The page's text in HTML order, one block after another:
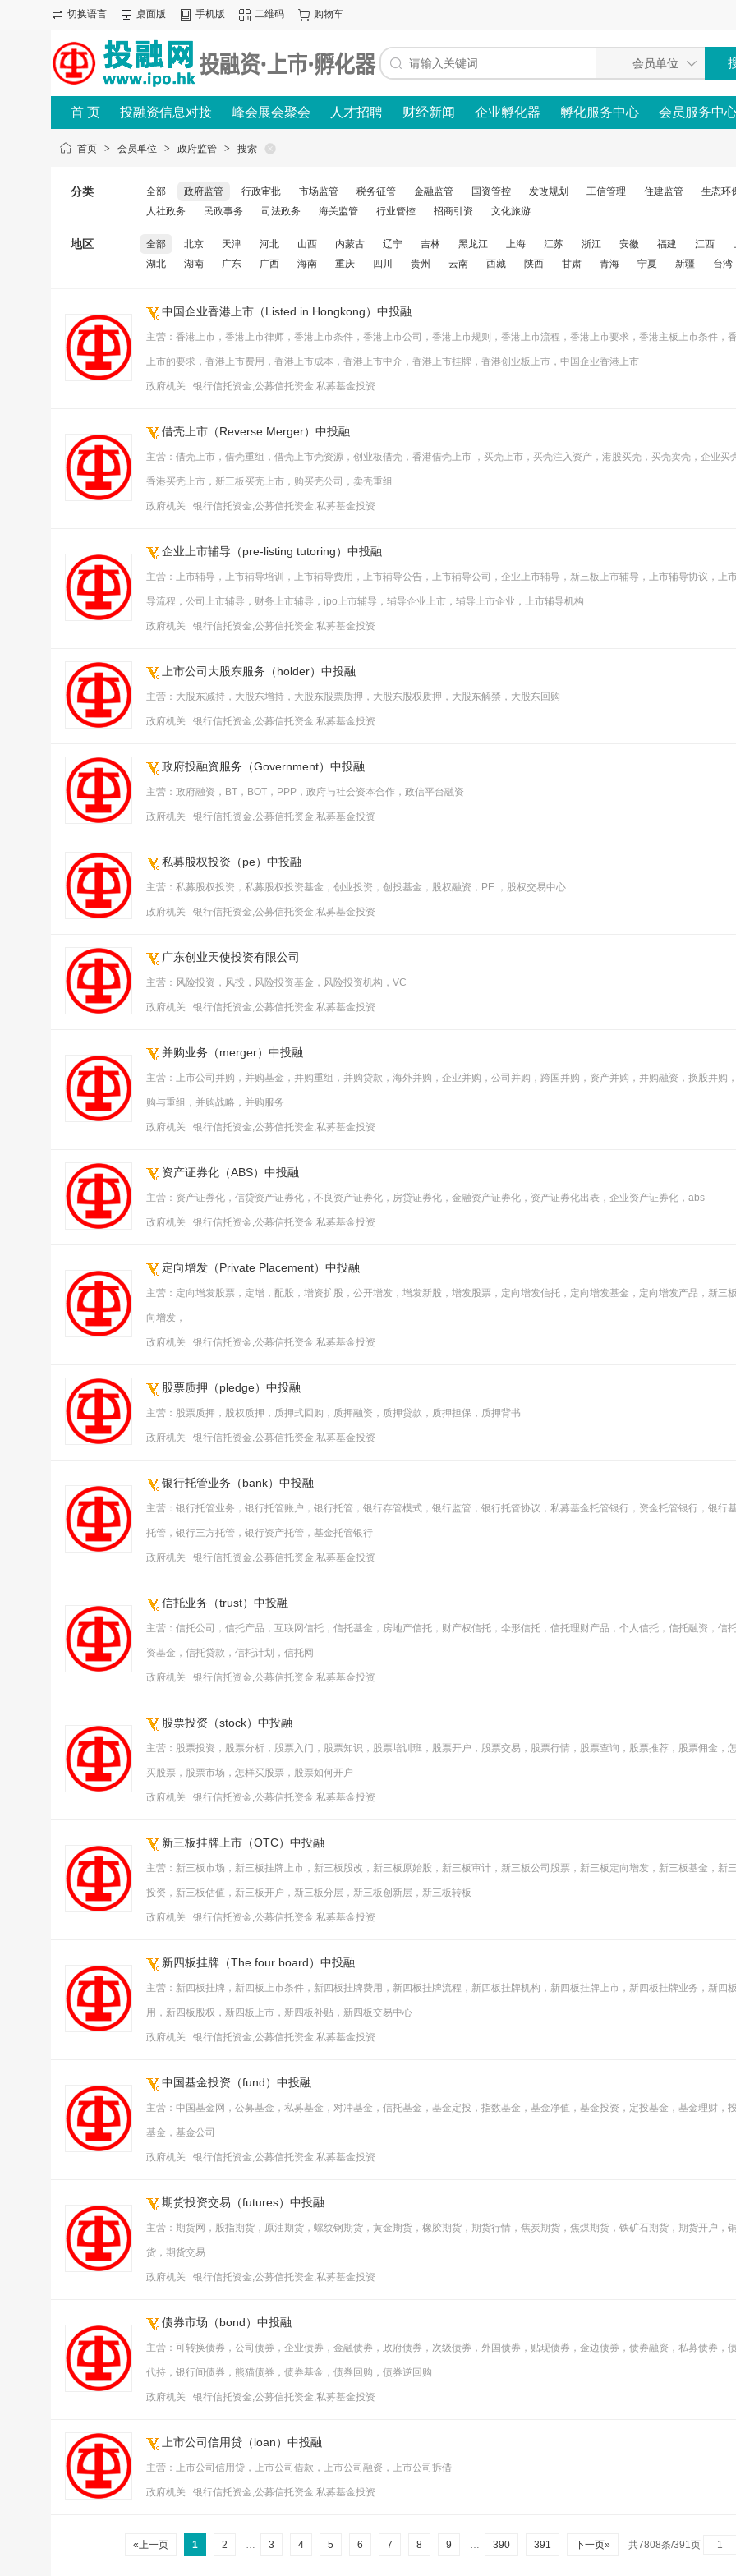
切换语言 桌面版 手机版 二维码 购物车
首 页 投融资信息对接 峰会展会聚会 人才招聘 财经新闻 企业孵化器 孵化服务中心 会员服务中
首页 > 会员单位 > 政府监管 > 搜索
分类 全部 政府监管 行政审批 市场监管 税务征管 金融监管 国资管控 发改规划 工信管理 住建监管
生态环
人社政务
民政事务 司法政务 海关监管 行业管控 招商引资 文化旅游
地区 全部 北京 天津 河北 山西 内蒙古 辽宁 吉林 黑龙江 上海 江苏 浙江 安徽 福建 江西
湖北
湖南 广东 广西 海南 重庆 四川 贵州 云南 西藏 陕西 甘肃 青海 宁夏 新疆 台湾
中国企业香港上市（Listed in Hongkong）中投融
主营：香港上市，香港上市律师，香港上市条件，香港上市公司，香港上市规则，香港上市流程，香港上市要求，香港主板上市条件，
上市的要求，香港上市费用，香港上市成本，香港上市中介，香港上市挂牌，香港创业板上市，中国企业香港上市
政府机关 银行信托资金,公募信托资金,私募基金投资
借壳上市（Reverse Merger）中投融
主营：借壳上市，借壳重组，借壳上市壳资源，创业板借壳，香港借壳上市 ，买壳上市，买壳注入资产，港股买壳，买壳卖壳，企业买
香港买壳上市，新三板买壳上市，购买壳公司，卖壳重组
政府机关 银行信托资金,公募信托资金,私募基金投资
企业上市辅导（pre-listing tutoring）中投融
主营：上市辅导，上市辅导培训，上市辅导费用，上市辅导公告，上市辅导公司，企业上市辅导，新三板上市辅导，上市辅导协议，上
导流程，公司上市辅导，财务上市辅导，ipo上市辅导，辅导企业上市，辅导上市企业，上市辅导机构
政府机关 银行信托资金,公募信托资金,私募基金投资
上市公司大股东服务（holder）中投融
主营：大股东减持，大股东增持，大股东股票质押，大股东股权质押，大股东解禁，大股东回购
政府机关 银行信托资金,公募信托资金,私募基金投资
政府投融资服务（Government）中投融
主营：政府融资，BT，BOT，PPP，政府与社会资本合作，政信平台融资
政府机关 银行信托资金,公募信托资金,私募基金投资
私募股权投资（pe）中投融
主营：私募股权投资，私募股权投资基金，创业投资，创投基金，股权融资，PE ，股权交易中心
政府机关 银行信托资金,公募信托资金,私募基金投资
广东创业天使投资有限公司
主营：风险投资，风投，风险投资基金，风险投资机构，VC
政府机关 银行信托资金,公募信托资金,私募基金投资
并购业务（merger）中投融
主营：上市公司并购，并购基金，并购重组，并购贷款，海外并购，企业并购，公司并购，跨国并购，资产并购，并购融资，换股并购
购与重组，并购战略，并购服务
政府机关 银行信托资金,公募信托资金,私募基金投资
资产证券化（ABS）中投融
主营：资产证券化，信贷资产证券化，不良资产证券化，房贷证券化，金融资产证券化，资产证券化出表，企业资产证券化，abs
政府机关 银行信托资金,公募信托资金,私募基金投资
定向增发（Private Placement）中投融
主营：定向增发股票，定增，配股，增资扩股，公开增发，增发新股，增发股票，定向增发信托，定向增发基金，定向增发产品，新三
向增发，
政府机关 银行信托资金,公募信托资金,私募基金投资
股票质押（pledge）中投融
主营：股票质押，股权质押，质押式回购，质押融资，质押贷款，质押担保，质押背书
政府机关 银行信托资金,公募信托资金,私募基金投资
银行托管业务（bank）中投融
主营：银行托管业务，银行托管账户，银行托管，银行存管模式，银行监管，银行托管协议，私募基金托管银行，资金托管银行，银行
托管，银行三方托管，银行资产托管，基金托管银行
政府机关 银行信托资金,公募信托资金,私募基金投资
信托业务（trust）中投融
主营：信托公司，信托产品，互联网信托，信托基金，房地产信托，财产权信托，伞形信托，信托理财产品，个人信托，信托融资，信
资基金，信托贷款，信托计划，信托网
政府机关 银行信托资金,公募信托资金,私募基金投资
股票投资（stock）中投融
主营：股票投资，股票分析，股票入门，股票知识，股票培训班，股票开户，股票交易，股票行情，股票查询，股票推荐，股票佣金，
买股票，股票市场，怎样买股票，股票如何开户
政府机关 银行信托资金,公募信托资金,私募基金投资
新三板挂牌上市（OTC）中投融
主营：新三板市场，新三板挂牌上市，新三板股改，新三板原始股，新三板审计，新三板公司股票，新三板定向增发，新三板基金，新
投资，新三板估值，新三板开户，新三板分层，新三板创新层，新三板转板
政府机关 银行信托资金,公募信托资金,私募基金投资
新四板挂牌（The four board）中投融
主营：新四板挂牌，新四板上市条件，新四板挂牌费用，新四板挂牌流程，新四板挂牌机构，新四板挂牌上市，新四板挂牌业务，新四
用，新四板股权，新四板上市，新四板补贴，新四板交易中心
政府机关 银行信托资金,公募信托资金,私募基金投资
中国基金投资（fund）中投融
主营：中国基金网，公募基金，私募基金，对冲基金，信托基金，基金定投，指数基金，基金净值，基金投资，定投基金，基金理财，
基金，基金公司
政府机关 银行信托资金,公募信托资金,私募基金投资
期货投资交易（futures）中投融
主营：期货网，股指期货，原油期货，螺纹钢期货，黄金期货，橡胶期货，期货行情，焦炭期货，焦煤期货，铁矿石期货，期货开户，
货，期货交易
政府机关 银行信托资金,公募信托资金,私募基金投资
债券市场（bond）中投融
主营：可转换债券，公司债券，企业债券，金融债券，政府债券，次级债券，外国债券，贴现债券，金边债券，债券融资，私募债券，
代持，银行间债券，熊猫债券，债券基金，债券回购，债券逆回购
政府机关 银行信托资金,公募信托资金,私募基金投资
上市公司信用贷（loan）中投融
主营：上市公司信用贷，上市公司借款，上市公司融资，上市公司拆借
政府机关 银行信托资金,公募信托资金,私募基金投资
«上一页 1 2 … 3 4 5 6 7 8 9 … 390 391 下一页» 共7808条/391页